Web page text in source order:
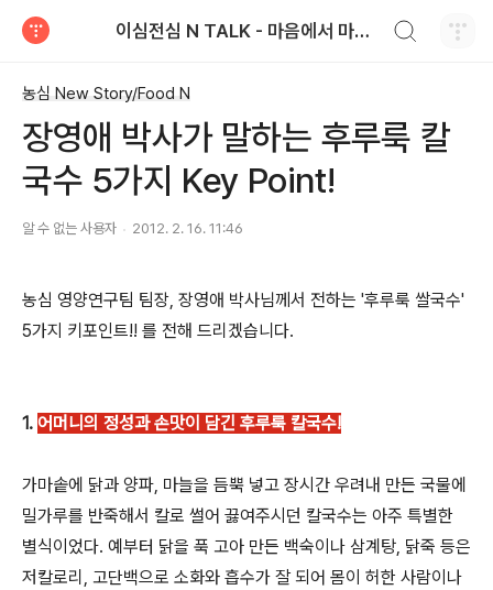
이심전심 N TALK - 마음에서 마음으로 전하는 농심 블로그
농심 New Story/Food N
장영애 박사가 말하는 후루룩 칼
국수 5가지 Key Point!
알 수 없는 사용자 2012. 2. 16. 11:46
농심 영양연구팀 팀장, 장영애 박사님께서 전하는 '후루룩 쌀국수'
5가지 키포인트!! 를 전해 드리겠습니다.
1. 어머니의 정성과 손맛이 담긴 후루룩 칼국수!
가마솥에 닭과 양파, 마늘을 듬뿍 넣고 장시간 우려내 만든 국물에
밀가루를 반죽해서 칼로 썰어 끓여주시던 칼국수는 아주 특별한
별식이었다. 예부터 닭을 푹 고아 만든 백숙이나 삼계탕, 닭죽 등은
저칼로리, 고단백으로 소화와 흡수가 잘 되어 몸이 허한 사람이나